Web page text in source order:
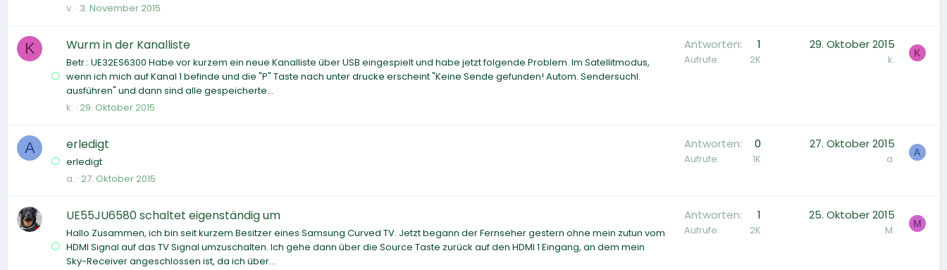
v. 3. November 2015
K Wurm in der Kanalliste
Betr.: UE32ES6300 Habe vor kurzem ein neue Kanalliste über USB eingespielt und habe jetzt folgende Problem. Im Satellitmodus,
wenn ich mich auf Kanal 1 befinde und die "P" Taste nach unter drucke erscheint "Keine Sende gefunden! Autom. Sendersuchl.
ausführen" und dann sind alle gespeicherte...
k. 29. Oktober 2015
Antworten 1
Aufrufe 2K
29. Oktober 2015
k. K
A erledigt
erledigt
a. 27. Oktober 2015
Antworten 0
Aufrufe 1K
27. Oktober 2015
a. A
UE55JU6580 schaltet eigenständig um
Hallo Zusammen, ich bin seit kurzem Besitzer eines Samsung Curved TV. Jetzt begann der Fernseher gestern ohne mein zutun vom
HDMI Signal auf das TV Signal umzuschalten. Ich gehe dann über die Source Taste zurück auf den HDMI 1 Eingang, an dem mein
Sky-Receiver angeschlossen ist, da ich über...
Antworten 1
Aufrufe 2K
25. Oktober 2015
M. M